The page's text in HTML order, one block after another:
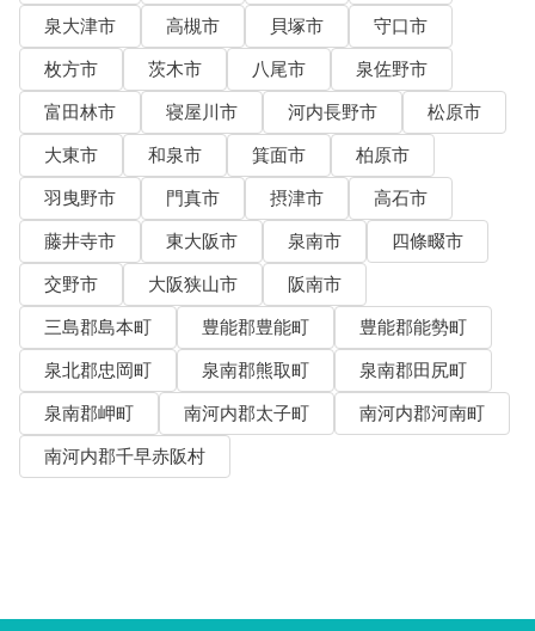
泉大津市
高槻市 貝塚市
守口市
枚方市
茨木市 八尾市
泉佐野市
富田林市
寝屋川市 河内長野市
松原市
大東市
和泉市 箕面市
柏原市
羽曳野市
門真市 摂津市
高石市
藤井寺市
東大阪市 泉南市
四條畷市
交野市
大阪狭山市
阪南市
三島郡島本町
豊能郡豊能町
豊能郡能勢町
泉北郡忠岡町
泉南郡熊取町
泉南郡田尻町
泉南郡岬町
南河内郡太子町
南河内郡河南町
南河内郡千早赤阪村